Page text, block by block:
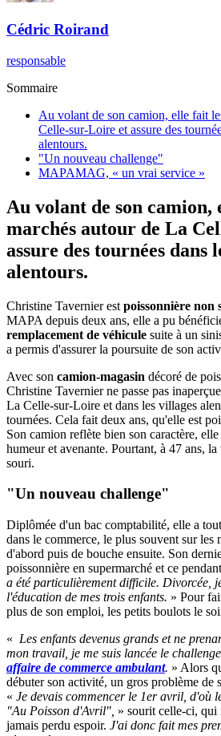
Cédric Roirand
responsable
Sommaire
Au volant de son camion, elle fait
Celle-sur-Loire et assure des
alentours.
"Un nouveau challenge"
MAPAMAG, « un vrai service »
Au volant de son camion,
marchés autour de La
assure des tournées dans
alentours.
Christine Tavernier est poissonnière non
MAPA depuis deux ans, elle a pu
remplacement de véhicule suite à un
a permis d'assurer la poursuite de son
Avec son camion-magasin décoré de
Christine Tavernier ne passe pas
La Celle-sur-Loire et dans les villages
tournées. Cela fait deux ans, qu'elle est
Son camion reflète bien son caractère,
humeur et avenante. Pourtant, à 47 ans,
souri.
"Un nouveau challenge"
Diplômée d'un bac comptabilité, elle a
dans le commerce, le plus souvent sur les
d'abord puis de bouche ensuite. Son
poissonnière en supermarché et ce
a été particulièrement difficile. Divorcée,
l'éducation de mes trois enfants. » Pour
plus de son emploi, les petits boulots le
« Les enfants devenus grands et ne
mon travail, je me suis lancée le
affaire de commerce ambulant. » Alors
débuter son activité, un gros problème de
« Je devais commencer le 1er avril, d'où
"Au Poisson d'Avril", » sourit celle-ci, qui
jamais perdu espoir. J'ai donc fait mes